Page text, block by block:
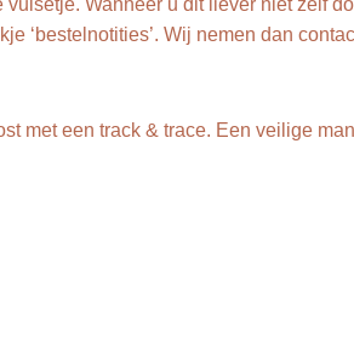
‘bestelnotities’. Wij nemen dan
met een track & trace. Een veilige